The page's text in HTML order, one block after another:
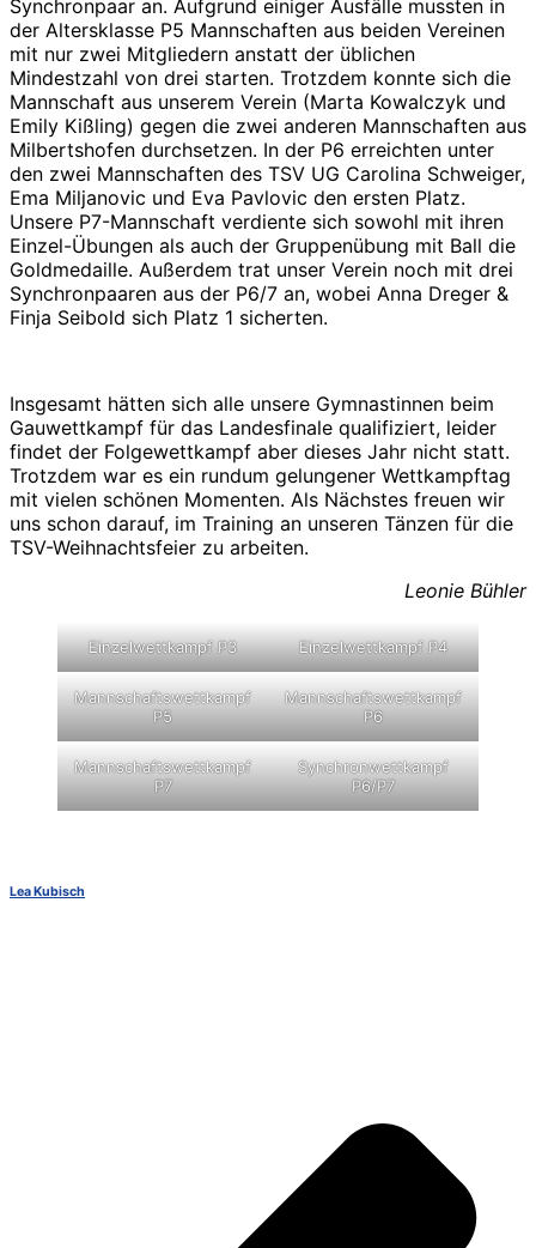
Synchronpaar an. Aufgrund einiger Ausfälle mussten in
der Altersklasse P5 Mannschaften aus beiden Vereinen
mit nur zwei Mitgliedern anstatt der üblichen
Mindestzahl von drei starten. Trotzdem konnte sich die
Mannschaft aus unserem Verein (Marta Kowalczyk und
Emily Kißling) gegen die zwei anderen Mannschaften aus
Milbertshofen durchsetzen. In der P6 erreichten unter
den zwei Mannschaften des TSV UG Carolina Schweiger,
Ema Miljanovic und Eva Pavlovic den ersten Platz.
Unsere P7-Mannschaft verdiente sich sowohl mit ihren
Einzel-Übungen als auch der Gruppenübung mit Ball die
Goldmedaille. Außerdem trat unser Verein noch mit drei
Synchronpaaren aus der P6/7 an, wobei Anna Dreger &
Finja Seibold sich Platz 1 sicherten.
Insgesamt hätten sich alle unsere Gymnastinnen beim
Gauwettkampf für das Landesfinale qualifiziert, leider
findet der Folgewettkampf aber dieses Jahr nicht statt.
Trotzdem war es ein rundum gelungener Wettkampftag
mit vielen schönen Momenten. Als Nächstes freuen wir
uns schon darauf, im Training an unseren Tänzen für die
TSV-Weihnachtsfeier zu arbeiten.
Leonie Bühler
Einzelwettkampf P3 Einzelwettkampf P4
Mannschaftswettkampf
P5
Mannschaftswettkampf
P6
Mannschaftswettkampf
P7
Synchronwettkampf
P6/P7
Lea Kubisch